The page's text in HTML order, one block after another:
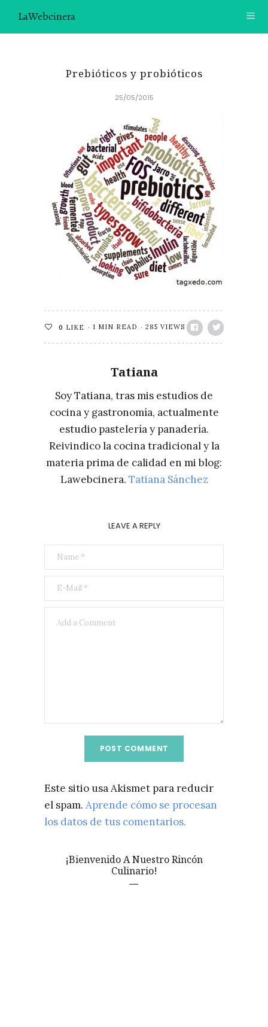
LaWebcinera
¿TE GUSTARÍA UNIRTE A NUESTRA AVENTURA GASTRON
ÚNETE A LA NEWSLETTER
RECOMENDACIONES
Prebióticos y probióticos
25/05/2015
0 LIKE 1 MIN READ 285 VIEWS
Tatiana
Soy Tatiana, tras mis estudios de
cocina y gastronomía, actualmente
estudio pastelería y panadería.
Reivindico la cocina tradicional y la
materia prima de calidad en mi blog:
Lawebcinera. Tatiana Sánchez
LEAVE A REPLY
Este sitio usa Akismet para reducir
el spam. Aprende cómo se procesan
los datos de tus comentarios.
¡Bienvenido A Nuestro Rincón
Culinario!